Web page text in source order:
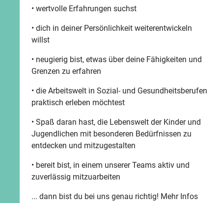
• wertvolle Erfahrungen suchst
• dich in deiner Persönlichkeit weiterentwickeln
willst
• neugierig bist, etwas über deine Fähigkeiten und
Grenzen zu erfahren
• die Arbeitswelt in Sozial- und Gesundheitsberufen
praktisch erleben möchtest
• Spaß daran hast, die Lebenswelt der Kinder und
Jugendlichen mit besonderen Bedürfnissen zu
entdecken und mitzugestalten
• bereit bist, in einem unserer Teams aktiv und
zuverlässig mitzuarbeiten
... dann bist du bei uns genau richtig! Mehr Infos